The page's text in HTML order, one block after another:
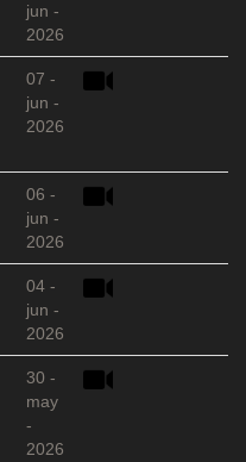
jun -
2026
07 -
jun -
2026
06 -
jun -
2026
04 -
jun -
2026
30 -
may
-
2026